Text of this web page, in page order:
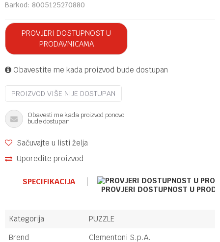
Barkod: 8005125270880
PROVJERI DOSTUPNOST U
PRODAVNICAMA
Obavestite me kada proizvod bude dostupan
PROIZVOD VIŠE NIJE DOSTUPAN
Obavesti me kada proizvod ponovo
bude dostupan
Sačuvajte u listi želja
Uporedite proizvod
SPECIFIKACIJA
PROVJERI DOSTUPNOST U
Kategorija
PUZZLE
Brend
Clementoni S.p.A.